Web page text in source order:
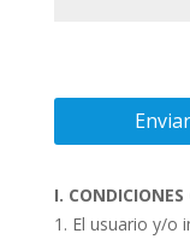
I. CONDICIONES
El usuario y/o